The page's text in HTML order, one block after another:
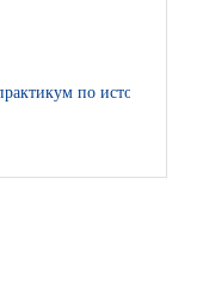
по истории